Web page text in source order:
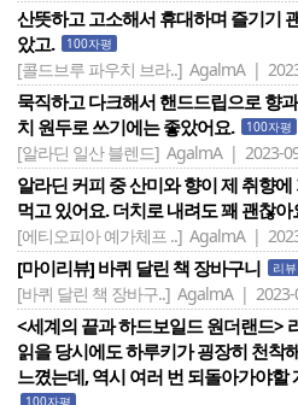
산뜻하고 고소해서 휴대하며 즐기기
았고.
100자평
[콜드브루 파우치 브라..] AgalmA |
묵직하고 다크해서 핸드드립으로 향
치 원두로 쓰기에는 좋았어요.
100자평
[알라딘 일산 블렌드] AgalmA | 2023-
알라딘 커피 중 산미와 향이 제 취향
먹고 있어요. 더치로 내려도 꽤 괜찮아
[에티오피아 예가체프 ..] AgalmA |
[마이리뷰] 바퀴 달린 책 장바구니 리뷰
[바퀴 달린 책 장바구..] AgalmA | 2023-
<세계의 끝과 하드보일드 원더랜드>
읽을 당시에도 하루키가 굉장히 천착
느꼈는데, 역시 여러 번 되돌아가야할